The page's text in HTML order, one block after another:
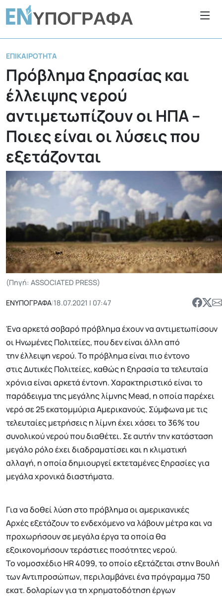
ΕΠΙΚΑΙΡΌΤΗΤΑ
Πρόβλημα ξηρασίας και
έλλειψης νερού
αντιμετωπίζουν οι ΗΠΑ –
Ποιες είναι οι λύσεις που
εξετάζονται
(Πηγή: ASSOCIATED PRESS)
ΕΝΥΠΟΓΡΑΦΑ|18.07.2021 | 07:47
Ένα αρκετά σοβαρό πρόβλημα έχουν να αντιμετωπίσουν
οι Ηνωμένες Πολιτείες, που δεν είναι άλλη από
την έλλειψη νερού. Το πρόβλημα είναι πιο έντονο
στις Δυτικές Πολιτείες, καθώς η ξηρασία τα τελευταία
χρόνια είναι αρκετά έντονη. Χαρακτηριστικό είναι το
παράδειγμα της μεγάλης λίμνης Mead, η οποία παρέχει
νερό σε 25 εκατομμύρια Αμερικανούς. Σύμφωνα με τις
τελευταίες μετρήσεις η λίμνη έχει χάσει το 36% του
συνολικού νερού που διαθέτει. Σε αυτήν την κατάσταση
μεγάλο ρόλο έχει διαδραματίσει και η κλιματική
αλλαγή, η οποία δημιουργεί εκτεταμένες ξηρασίες για
μεγάλα χρονικά διαστήματα.
Για να δοθεί λύση στο πρόβλημα οι αμερικανικές
Αρχές εξετάζουν το ενδεχόμενο να λάβουν μέτρα και να
προχωρήσουν σε μεγάλα έργα τα οποία θα
εξοικονομήσουν τεράστιες ποσότητες νερού.
Το νομοσχέδιο HR 4099, το οποίο εξετάζεται στην Βουλή
των Αντιπροσώπων, περιλαμβάνει ένα πρόγραμμα 750
εκατ. δολαρίων για τη χρηματοδότηση έργων